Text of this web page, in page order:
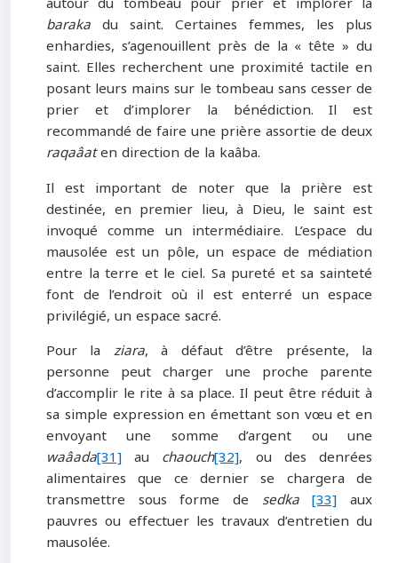
baraka du saint. Certaines femmes, les plus
enhardies, s’agenouillent près de la « tête » du
saint. Elles recherchent une proximité tactile en
posant leurs mains sur le tombeau sans cesser de
prier et d’implorer la bénédiction. Il est
recommandé de faire une prière assortie de deux
raqaâaten direction de la kaâba.
Il est important de noter que la prière est
destinée, en premier lieu, à Dieu, le saint est
invoqué comme un intermédiaire. L’espace du
mausolée est un pôle, un espace de médiation
entre la terre et le ciel. Sa pureté et sa sainteté
font de l’endroit où il est enterré un espace
privilégié, un espace sacré.
Pour la ziara, à défaut d’être présente, la
personne peut charger une proche parente
d’accomplir le rite à sa place. Il peut être réduit à
sa simple expression en émettant son vœu et en
envoyant une somme d’argent ou une
waâada[31] au chaouch[32], ou des denrées
alimentaires que ce dernier se chargera de
transmettre sous forme de sedka [33] aux
pauvres ou effectuer les travaux d’entretien du
mausolée.